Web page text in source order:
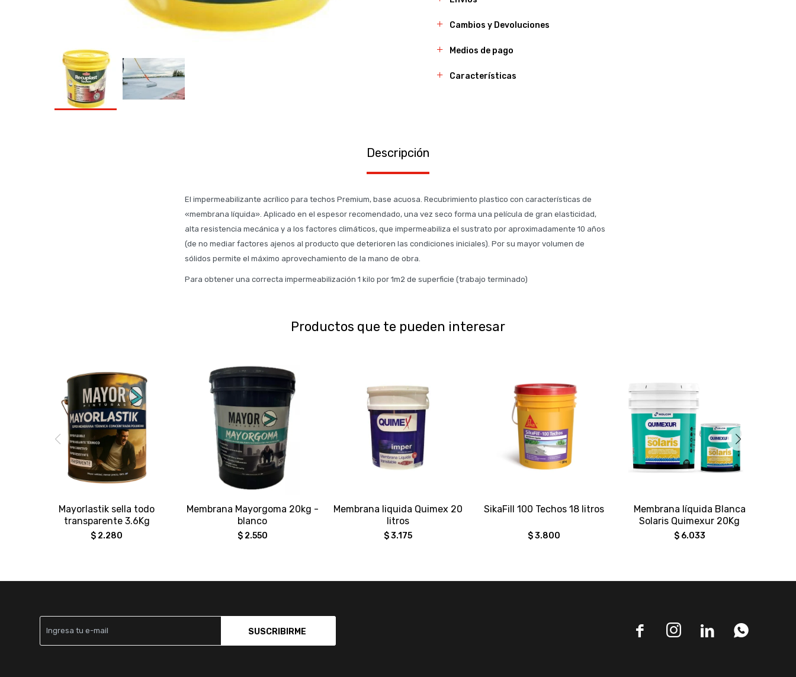
Cambios y Devoluciones
Medios de pago
Características
Descripción
El impermeabilizante acrílico para techos Premium, base acuosa. Recubrimiento plastico con características de
«membrana líquida». Aplicado en el espesor recomendado, una vez seco forma una película de gran elasticidad,
alta resistencia mecánica y a los factores climáticos, que impermeabiliza el sustrato por aproximadamente 10 años
(de no mediar factores ajenos al producto que deterioren las condiciones iniciales). Por su mayor volumen de
sólidos permite el máximo aprovechamiento de la mano de obra.
Para obtener una correcta impermeabilización 1 kilo por 1m2 de superficie (trabajo terminado)
Productos que te pueden interesar
Mayorlastik sella todo
transparente 3.6Kg
$ 2.280
Membrana Mayorgoma 20kg -
blanco
$ 2.550
Membrana liquida Quimex 20
litros
$3.175
SikaFill 100 Techos 18 litros
$3.800
Membrana líquida Blanca
Solaris Quimexur 20Kg
$ 6.033
SUSCRIBIRME    